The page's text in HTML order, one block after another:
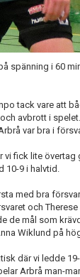
spänning i 60
tack vare att
avbrott i
var bra i
vi fick lite
10-9 i halvtid.
med bra
och
de mål som
Wiklund på
där vi ledde
Arbrå man-